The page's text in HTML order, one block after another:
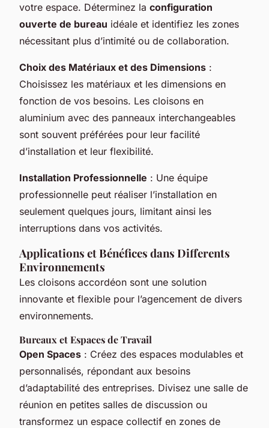
votre espace. Déterminez la configuration
ouverte de bureau idéale et identifiez les zones
nécessitant plus d’intimité ou de collaboration.
Choix des Matériaux et des Dimensions :
Choisissez les matériaux et les dimensions en
fonction de vos besoins. Les cloisons en
aluminium avec des panneaux interchangeables
sont souvent préférées pour leur facilité
d’installation et leur flexibilité.
Installation Professionnelle : Une équipe
professionnelle peut réaliser l’installation en
seulement quelques jours, limitant ainsi les
interruptions dans vos activités.
Applications et Bénéfices dans Differents
Environnements
Les cloisons accordéon sont une solution
innovante et flexible pour l’agencement de divers
environnements.
Bureaux et Espaces de Travail
Open Spaces : Créez des espaces modulables et
personnalisés, répondant aux besoins
d’adaptabilité des entreprises. Divisez une salle de
réunion en petites salles de discussion ou
transformez un espace collectif en zones de